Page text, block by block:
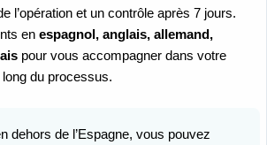
l’opération et un contrôle après 7 jours.
en espagnol, anglais, allemand,
pour vous accompagner dans votre
du processus.
dehors de l’Espagne, vous pouvez